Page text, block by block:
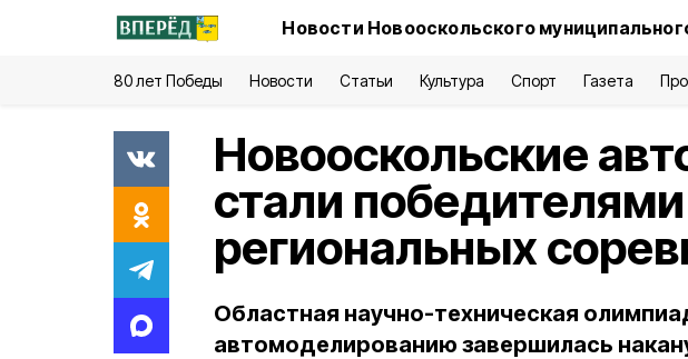
Новости Новооскольского
80 лет Победы Новости Статьи Культура Спорт Газета
Новооскольские
стали победителями
региональных
Областная научно-техническая
автомоделированию завершилась